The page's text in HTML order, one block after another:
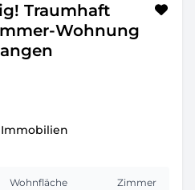
Traumhaft
Wohnung
Wohnfläche Zimmer